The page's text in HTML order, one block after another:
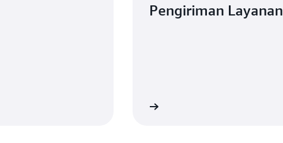
Pengiriman Layanan